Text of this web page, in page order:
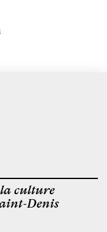
culture
Denis